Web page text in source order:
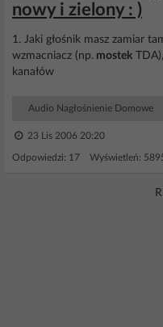
nowy i zielony : )
1. Jaki głośnik masz zamiar
wzmacniacz (np. mostek
kanałów
Audio Nagłośnienie Domowe
23 Lis 2006 20:20
Odpowiedzi: 17 Wyświetleń: